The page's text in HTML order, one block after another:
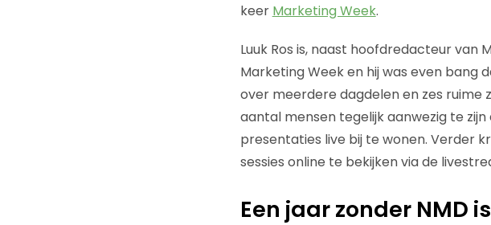
keer Marketing Week.
Luuk Ros is, naast hoofdredacteur
Marketing Week en hij was even bang
over meerdere dagdelen en zes
aantal mensen tegelijk aanwezig te
presentaties live bij te wonen. Verder
sessies online te bekijken via de
Een jaar zonder NMD